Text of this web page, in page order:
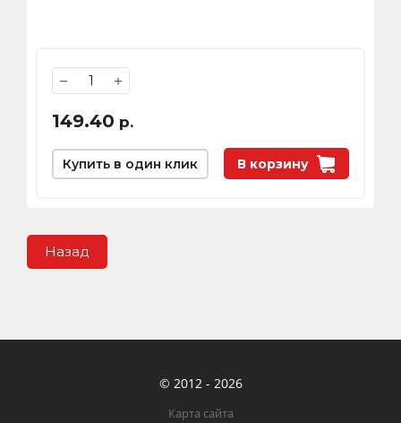
− +
149.40 р.
В корзину
Купить в один клик
Назад
© 2012 - 2026
Карта сайта